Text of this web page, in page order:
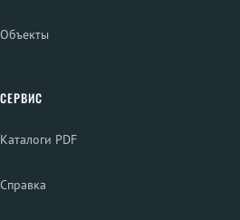
Объекты
СЕРВИС
Каталоги PDF
Справка